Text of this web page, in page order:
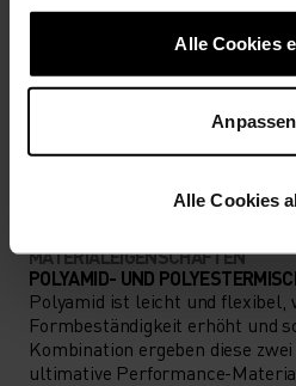
Alle Cookies
Anpassen
Alle Cookies
NIEDRIG
ALLES HOCHINTENSIVE
Training - Running
MATERIALEIGENSCHAFTEN
POLYAMID- UND
Polyamid ist leicht und flexibel,
Formbeständigkeit erhöht und
Kombination ergeben diese
ultimative Performance-